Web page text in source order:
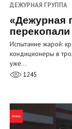
ДЕЖУРНАЯ ГРУППА
«Дежурная
Испытание жарой:
кондиционеры в
уже…
1245